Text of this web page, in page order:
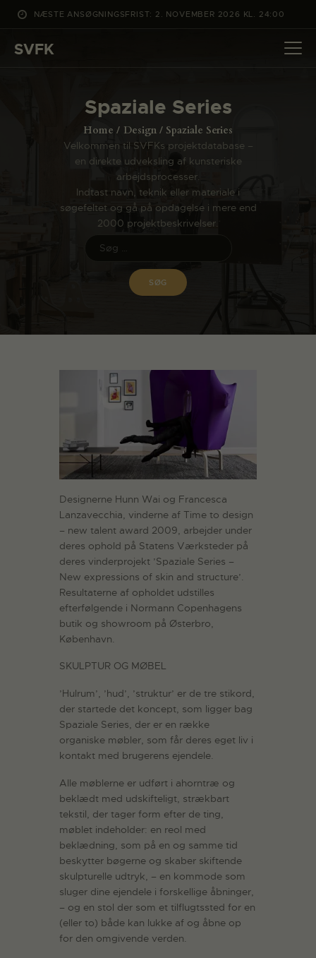
NÆSTE ANSØGNINGSFRIST: 2. NOVEMBER 2026 KL. 24:00
SVFK
Spaziale Series
Home Design Spaziale Series
Velkommen til SVFKs projektdatabase –
en direkte udveksling af kunsteriske
arbejdsprocesser.
Indtast navn, teknik eller materiale i
søgefeltet og gå på opdagelse i mere end
2000 projektbeskrivelser.
DET SKER
PROJEKTER
CHANNEL
ANSØG
OM SVFK
ENGLISH
Designerne Hunn Wai og Francesca
Lanzavecchia, vinderne af Time to design
– new talent award 2009, arbejder under
deres ophold på Statens Værksteder på
deres vinderprojekt ’Spaziale Series –
New expressions of skin and structure’.
Resultaterne af opholdet udstilles
efterfølgende i Normann Copenhagens
butik og showroom på Østerbro,
København.
SKULPTUR OG MØBEL
’Hulrum’, ’hud’, ’struktur’ er de tre stikord,
der startede det koncept, som ligger bag
Spaziale Series, der er en række
organiske møbler, som får deres eget liv i
kontakt med brugerens ejendele.
Alle møblerne er udført i ahorntræ og
beklædt med udskifteligt, strækbart
tekstil, der tager form efter de ting,
møblet indeholder: en reol med
beklædning, som på en og samme tid
beskytter bøgerne og skaber skiftende
skulpturelle udtryk, – en kommode som
sluger dine ejendele i forskellige åbninger,
– og en stol der som et tilflugtssted for en
(eller to) både kan lukke af og åbne op
for den omgivende verden.